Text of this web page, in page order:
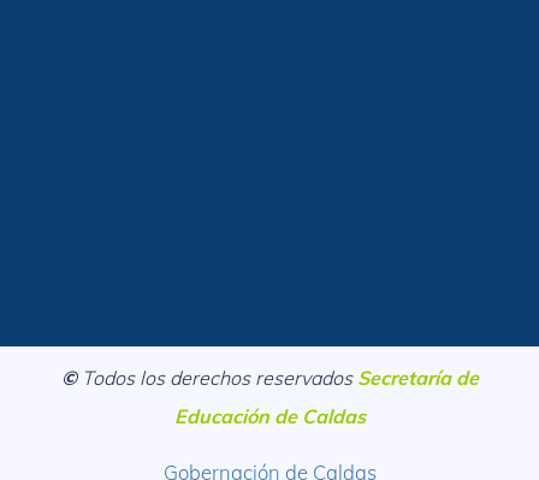
©Todos los derechos reservados Secretaría de
Educación de Caldas
Gobernación de Caldas